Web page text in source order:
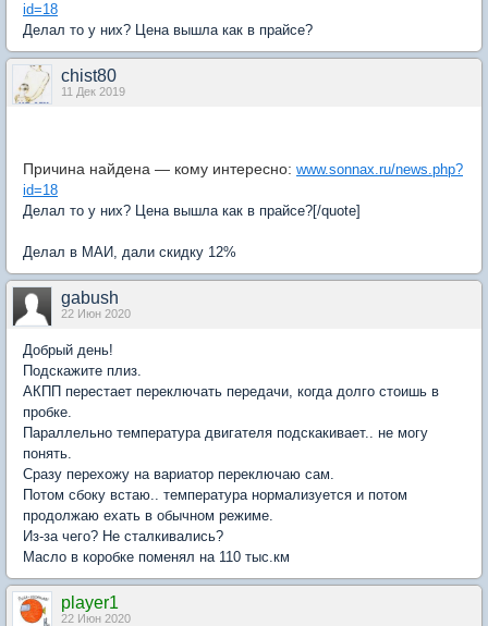
id=18
Делал то у них? Цена вышла как в прайсе?
chist80
11 Дек 2019
Причина найдена — кому интересно: www.sonnax.ru/news.php?
id=18
Делал то у них? Цена вышла как в прайсе?[/quote]
Делал в МАИ, дали скидку 12%
gabush
22 Июн 2020
Добрый день!
Подскажите плиз.
АКПП перестает переключать передачи, когда долго стоишь в
пробке.
Параллельно температура двигателя подскакивает.. не могу
понять.
Сразу перехожу на вариатор переключаю сам.
Потом сбоку встаю.. температура нормализуется и потом
продолжаю ехать в обычном режиме.
Из-за чего? Не сталкивались?
Масло в коробке поменял на 110 тыс.км
player1
22 Июн 2020